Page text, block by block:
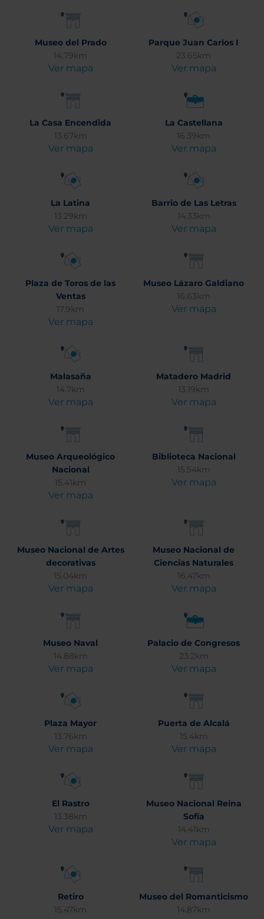
Museo del Prado
14.79km
Ver mapa
Parque Juan Carlos I
23.65km
Ver mapa
La Casa Encendida
13.67km
Ver mapa
La Castellana
16.39km
Ver mapa
La Latina
13.29km
Ver mapa
Barrio de Las Letras
14.33km
Ver mapa
Plaza de Toros de las
Ventas
17.9km
Ver mapa
Museo Lázaro Galdiano
16.63km
Ver mapa
Malasaña
14.7km
Ver mapa
Matadero Madrid
13.19km
Ver mapa
Museo Arqueológico
Nacional
15.41km
Ver mapa
Biblioteca Nacional
15.54km
Ver mapa
Museo Nacional de Artes
decorativas
15.04km
Ver mapa
Museo Nacional de
Ciencias Naturales
16.47km
Ver mapa
Museo Naval
14.88km
Ver mapa
Palacio de Congresos
23.2km
Ver mapa
Plaza Mayor
13.76km
Ver mapa
Puerta de Alcalá
15.4km
Ver mapa
El Rastro
13.38km
Ver mapa
Museo Nacional Reina
Sofía
14.41km
Ver mapa
Retiro
15.47km
Museo del Romanticismo
14.87km